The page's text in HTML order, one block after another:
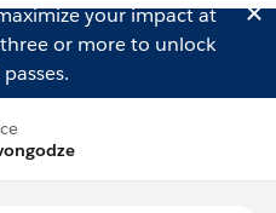
your impact at
or more to unlock